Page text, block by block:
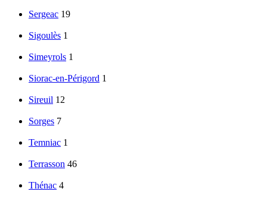
Sergeac 19
Sigoulès 1
Simeyrols 1
Siorac-en-Périgord 1
Sireuil 12
Sorges 7
Temniac 1
Terrasson 46
Thénac 4